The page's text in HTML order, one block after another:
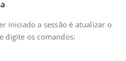
iniciado a sessão é atualizar o
digite os comandos: